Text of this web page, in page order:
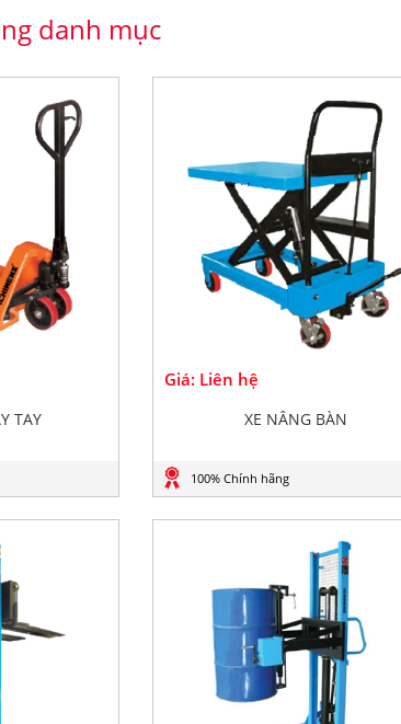
danh mục
TAY
Giá: Liên hệ
XE NÂNG BÀN
100% Chính hãng